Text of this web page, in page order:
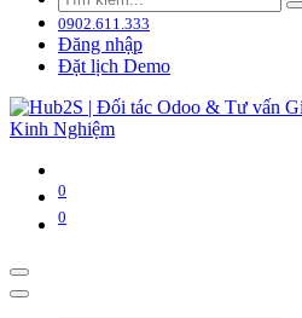
0902.611.333
Đăng nhập
Đặt lịch Demo
0
0